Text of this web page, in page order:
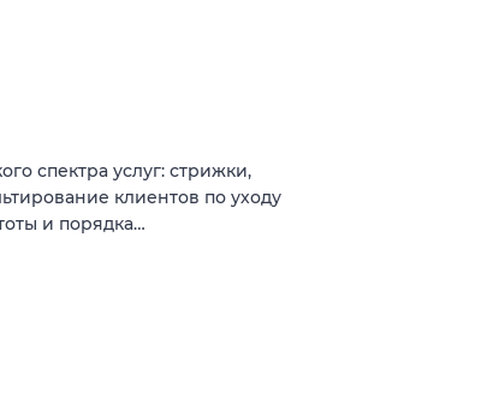
спектра услуг: стрижки,
клиентов по уходу
и порядка…